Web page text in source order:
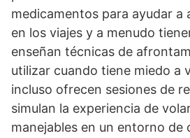
medicamentos para ayudar a
en los viajes y a menudo
enseñan técnicas de
utilizar cuando tiene miedo a
incluso ofrecen sesiones de
simulan la experiencia de
manejables en un entorno de